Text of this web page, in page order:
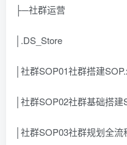
├─社群运营
│.DS_Store
│社群SOP01社群搭建
│社群SOP02社群基础搭建
│社群SOP03社群规划全